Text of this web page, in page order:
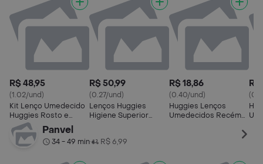
R$ 48,95
(1.02/und)
Kit Lenço Umedecido
Huggies Rosto e
Corpo Hipoalergênico
48 Unidades
R$ 50,99
(0.27/und)
Lenços Huggies
Higiene Superior
R$ 18,86
(0.40/und)
Huggies Lenços
Umedecidos Recém-
R$
Panvel
34 - 49 min• R$ 6,99